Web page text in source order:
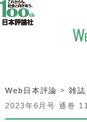
Web日本評論 >雑
2023年6月号 通巻